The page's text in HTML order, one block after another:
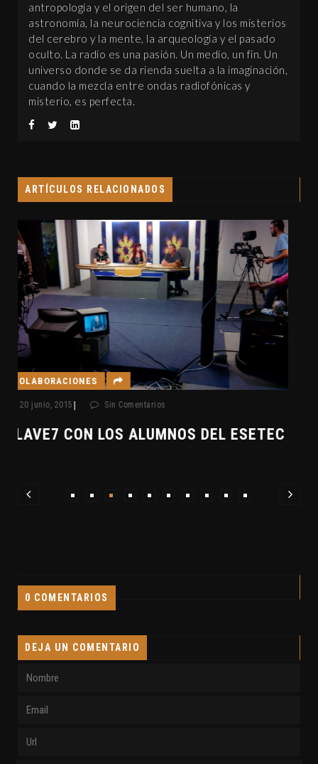
antropología y el origen del ser humano, la
astronomía, la neurociencia cognitiva y los misterios
del cerebro y la mente, la arqueología y el pasado
oculto. La radio es una pasión. Un medio, un fin. Un
universo donde se da rienda suelta a la imaginación,
cuando la mezcla entre ondas radiofónicas y
misterio, es perfecta.
ARTÍCULOS RELACIONADOS
27 septiembre, 2012| Sin Comentarios
0 COMENTARIOS
DEJA UN COMENTARIO